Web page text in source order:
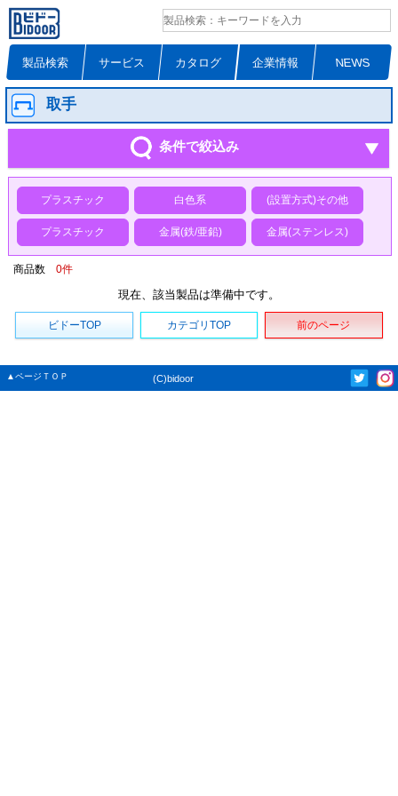
製品検索 サービス カタログ 企業情報 NEWS
取手
条件で絞込み
プラスチック 白色系 (設置方式)その他
プラスチック 金属(鉄/亜鉛) 金属(ステンレス)
商品数 0件
現在、該当製品は準備中です。
ビドーTOP カテゴリTOP 前のページ
▲ページＴＯＰ (C)bidoor